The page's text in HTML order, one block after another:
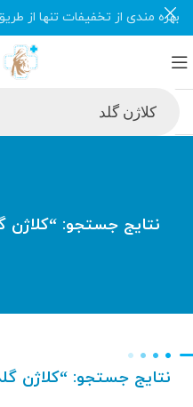
نتایج جستجو: “کلاژن
نتایج جستجو: “کلاژن
بهره مندی از تخفیفات تنها از